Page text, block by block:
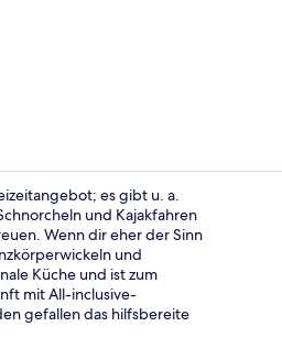
es gibt u. a.
und Kajakfahren
Wenn dir eher der Sinn
und
Küche und ist zum
mit All-inclusive-
gefallen das hilfsbereite